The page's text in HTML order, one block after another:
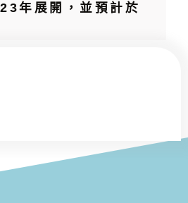
年展開，並預計於